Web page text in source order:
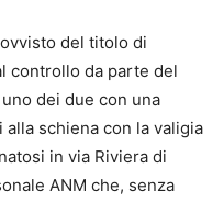
del titolo di
controllo da parte del
dei due con una
schiena con la valigia
in via Riviera di
ANM che, senza